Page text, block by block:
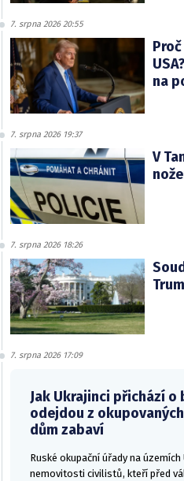
7. srpna 2026 20:55
na
7. srpna 2026 19:37
V
7. srpna 2026 18:26
7. srpna 2026 17:09
Jak Ukrajinci přichází o
odejdou z
dům zabaví
Ruské okupační úřady na
nemovitosti civilistů, kteří před